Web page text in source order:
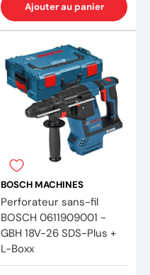
Ajouter au panier
BOSCH MACHINES
Perforateur sans-fil
BOSCH 0611909001 -
GBH 18V-26 SDS-Plus +
L-Boxx